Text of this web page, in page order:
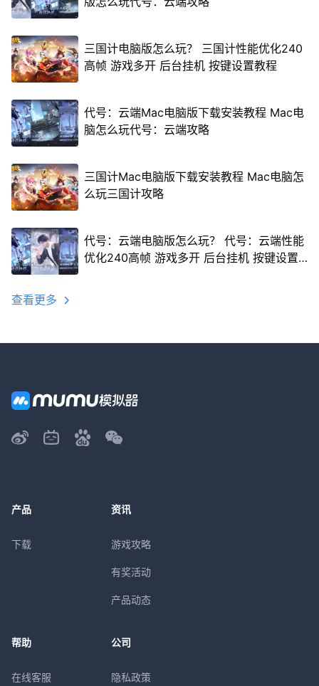
三国计电脑版怎么玩？ 三国计性能优化240
高帧 游戏多开 后台挂机 按键设置教程
代号：云端Mac电脑版下载安装教程 Mac电
脑怎么玩代号：云端攻略
三国计Mac电脑版下载安装教程 Mac电脑怎
么玩三国计攻略
代号：云端电脑版怎么玩？ 代号：云端性能
优化240高帧 游戏多开 后台挂机 按键设置
查看更多
产品
下载
资讯
游戏攻略
有奖活动
产品动态
帮助
在线客服
公司
隐私政策